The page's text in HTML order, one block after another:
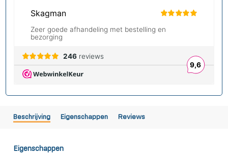
Beschrijving Eigenschappen Reviews
Eigenschappen